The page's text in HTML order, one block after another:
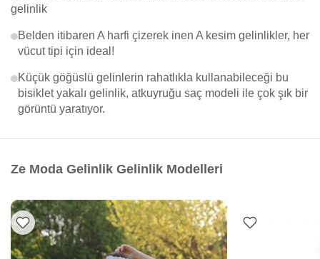
gelinlik
Belden itibaren A harfi çizerek inen A kesim gelinlikler, her
vücut tipi için ideal!
Küçük göğüslü gelinlerin rahatlıkla kullanabileceği bu
bisiklet yakalı gelinlik, atkuyruğu saç modeli ile çok şık bir
görüntü yaratıyor.
Ze Moda Gelinlik Gelinlik Modelleri